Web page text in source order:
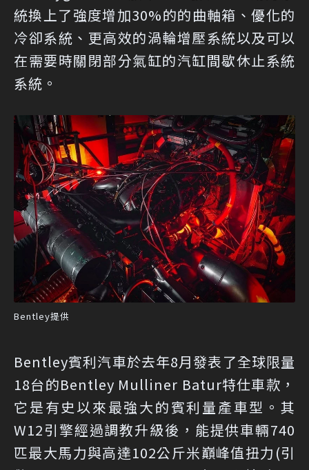
統換上了強度增加30%的的曲軸箱、優化的
冷卻系統、更高效的渦輪增壓系統以及可以
在需要時關閉部分氣缸的汽缸間歇休止系統
系統。
Bentley提供
Bentley賓利汽車於去年8月發表了全球限量
18台的Bentley Mulliner Batur特仕車款，
它是有史以來最強大的賓利量產車型。其
W12引擎經過調教升級後，能提供車輛740
匹最大馬力與高達102公斤米巔峰值扭力(引